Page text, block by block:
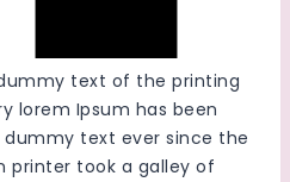
text of the printing
lorem Ipsum has been
text ever since the
printer took a galley of